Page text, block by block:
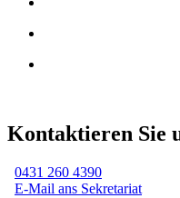
Kontaktieren Sie
0431 260 4390
E-Mail ans Sekretariat